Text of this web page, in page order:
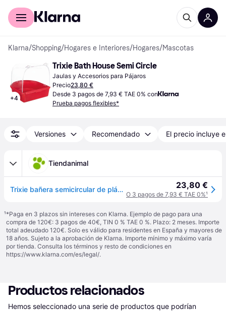
Comprar con Klarna
Klarna/Shopping/Hogares e Interiores/Hogares/Mascotas
+4
Trixie Bath House Semi Circle
Jaulas y Accesorios para Pájaros
Precio23,80 €
Desde 3 pagos de 7,93 € TAE 0% con
Prueba pagos flexibles*
Versiones Recomendado El precio incluye
Tiendanimal
Trixie bañera semicircular de plástico multicolor para pájaros 23,80 €
O 3 pagos de 7,93 € TAE 0%¹
¹*Paga en 3 plazos sin intereses con Klarna. Ejemplo de pago para una
compra de 120€: 3 pagos de 40€, TIN 0 % TAE 0 %. Plazo: 2 meses. Importe
total adeudado 120€. Solo es válido para residentes en España y mayores de
18 años. Sujeto a la aprobación de Klarna. Importe mínimo y máximo varía
por tienda. Consulta los términos y resto de condiciones en
https://www.klarna.com/es/legal/.
Productos relacionados
Hemos seleccionado una serie de productos que podrían